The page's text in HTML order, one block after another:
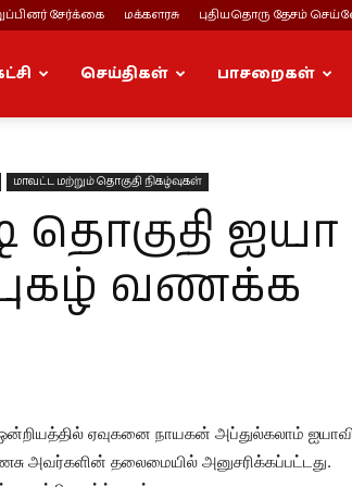
சேர்க்கை மக்களரசு புதியதொரு தேசம்
செய்திகள் பாசறைகள்
மாவட்ட மற்றும் தொகுதி நிகழ்வுகள்
தொகுதி ஐயா
வணக்க
ஒன்றியத்தில் ஏவுகனை நாயகன் அப்துல்கலாம்
அவர்களின் தலைமையில் அனுசரிக்கப்பட்டது.